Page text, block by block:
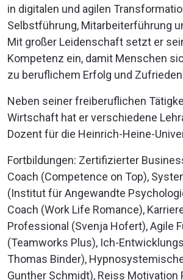
in digitalen und agilen
Selbstführung, Mitarbeiterführung
Mit großer Leidenschaft setzt er
Kompetenz ein, damit Menschen
zu beruflichem Erfolg und
Neben seiner freiberuflichen
Wirtschaft hat er verschiedene
Dozent für die Heinrich-Heine-
Fortbildungen: Zertifizierter
Coach (Competence on Top),
(Institut für Angewandte
Coach (Work Life Romance),
Professional (Svenja Hofert), Agile
(Teamworks Plus), Ich-
Thomas Binder),
Gunther Schmidt), Reiss Motivation